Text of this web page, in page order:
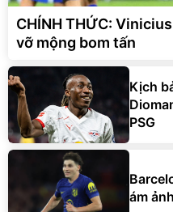
CHÍNH THỨC:
vỡ mộng bom tấn
Kịch
PSG
ám